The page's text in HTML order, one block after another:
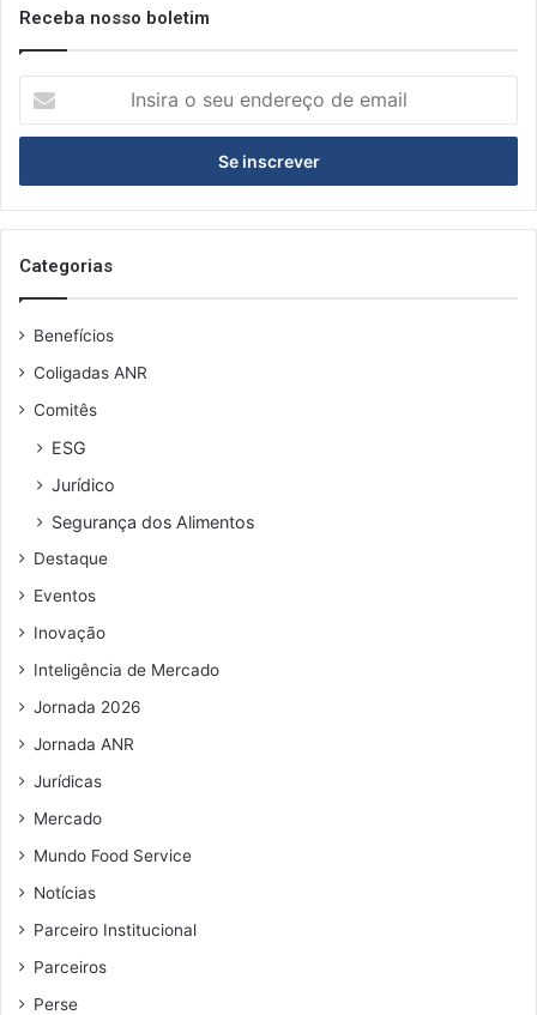
Receba nosso boletim
s
r
a
s
e
n
e
e
e
a
i
Categorias
Benefícios
Coligadas ANR
Comitês
ESG
Jurídico
Segurança dos Alimentos
Destaque
Eventos
Inovação
Inteligência de Mercado
Jornada 2026
Jornada ANR
Jurídicas
Mercado
Mundo Food Service
Notícias
Parceiro Institucional
Parceiros
Perse